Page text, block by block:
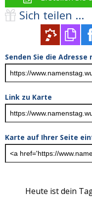
Sich teilen ...
Senden Sie die Adresse
Link zu Karte
Karte auf Ihrer Seite
Heute ist dein